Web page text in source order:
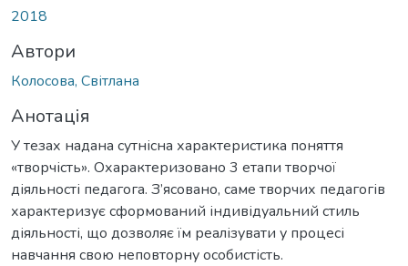
2018
Автори
Колосова, Світлана
Анотація
У тезах надана сутнісна характеристика поняття
«творчість». Охарактеризовано 3 етапи творчої
діяльності педагога. З’ясовано, саме творчих педагогів
характеризує сформований індивідуальний стиль
діяльності, що дозволяє їм реалізувати у процесі
навчання свою неповторну особистість.